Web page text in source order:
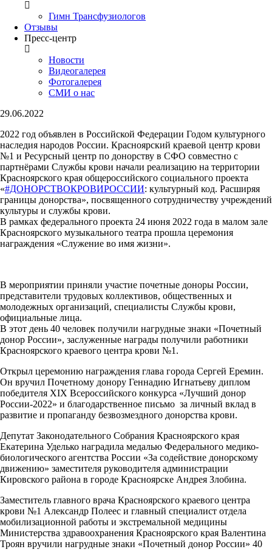
Гимн Трансфузиологов
Отзывы
Пресс-центр
Новости
Видеогалерея
Фотогалерея
СМИ о нас
29.06.2022
2022 год объявлен в Российской Федерации Годом культурного
наследия народов России. Красноярский краевой центр крови
№1 и Ресурсный центр по донорству в СФО совместно с
партнёрами Службы крови начали реализацию на территории
Красноярского края общероссийского социального проекта
«#ДОНОРСТВОКРОВИРОССИИ: культурный код. Расширяя
границы донорства», посвященного сотрудничеству учреждений
культуры и службы крови.
В рамках федерального проекта 24 июня 2022 года в малом зале
Красноярского музыкального театра прошла церемония
награждения «Служение во имя жизни».
В мероприятии приняли участие почетные доноры России,
представители трудовых коллективов, общественных и
молодежных организаций, специалисты Службы крови,
официальные лица.
В этот день 40 человек получили нагрудные знаки «Почетный
донор России», заслуженные награды получили работники
Красноярского краевого центра крови №1.
Открыл церемонию награждения глава города Сергей Еремин.
Он вручил Почетному донору Геннадию Игнатьеву диплом
победителя XIX Всероссийского конкурса «Лучший донор
России-2022» и благодарственное письмо за личный вклад в
развитие и пропаганду безвозмездного донорства крови.
Депутат Законодательного Собрания Красноярского края
Екатерина Уделько наградила медалью Федерального медико-
биологического агентства России «За содействие донорскому
движению» заместителя руководителя администрации
Кировского района в городе Красноярске Андрея Злобина.
Заместитель главного врача Красноярского краевого центра
крови №1 Александр Полеес и главный специалист отдела
мобилизационной работы и экстремальной медицины
Министерства здравоохранения Красноярского края Валентина
Троян вручили нагрудные знаки «Почетный донор России» 40